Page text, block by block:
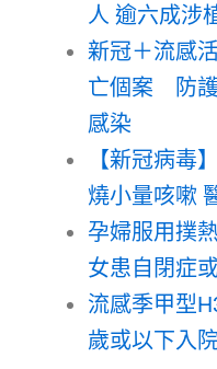
人 逾六成涉
新冠＋流感
亡個案 防護
感染
【新冠病毒
燒小量咳嗽
孕婦服用撲
女患自閉症
流感季甲型
歲或以下入